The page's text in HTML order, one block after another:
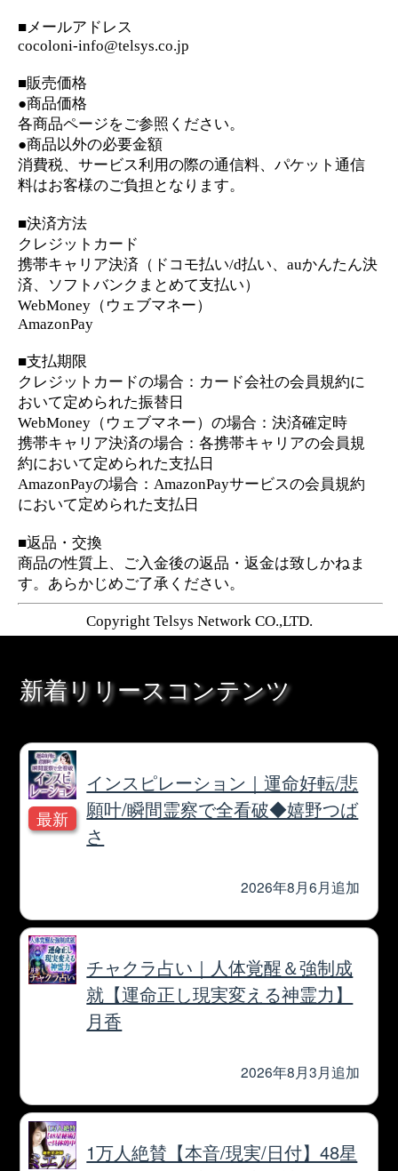
携帯キャリア決済（ドコモ払い/d払い、auかんたん決
済、ソフトバンクまとめて支払い）
WebMoney（ウェブマネー）
■支払期限
クレジットカードの場合：カード会社の会員規約に
おいて定められた振替日
WebMoney（ウェブマネー）の場合：決済確定時
携帯キャリア決済の場合：各携帯キャリアの会員規
約において定められた支払日
AmazonPayの場合：AmazonPayサービスの会員規約
において定められた支払日
■返品・交換
商品の性質上、ご入金後の返品・返金は致しかねま
す。あらかじめご了承ください。
Copyright Telsys Network CO.,LTD.
新着リリースコンテンツ
最新
インスピレーション｜運命好転/悲
願叶/瞬間霊察で全看破◆嬉野つば
さ
2026年8月6月追加
就【運命正し現実変える神霊力】
月香
ル | みのり -MINORI-
露骨過ぎて地上波ギリギリ/言葉濁
さず核心直撃【愛/人生決断占】桃
萃
全方位抜かりナシ≪難悩解決≫付
け入る隙無く的中【溟白龍】地支
命術
2026年7月23月追加
利用規約 プライバシーポリシー
お問い合わせ